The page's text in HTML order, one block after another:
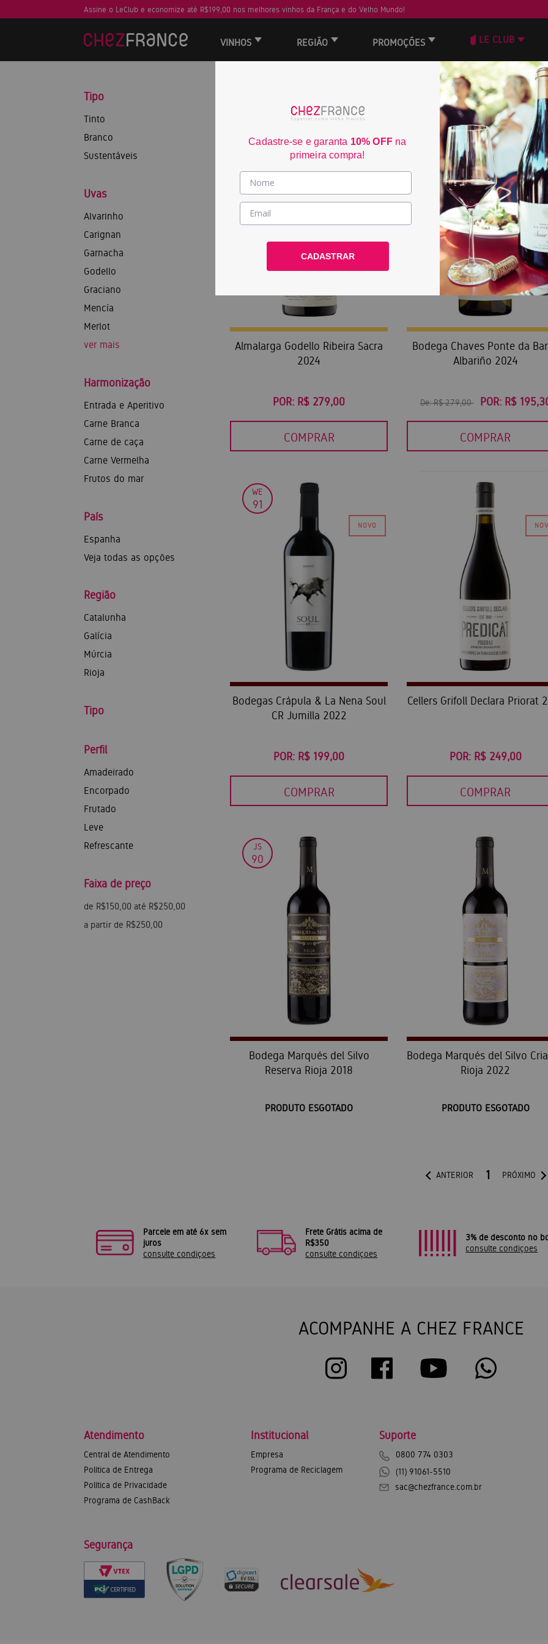
Assine o LeClub e economize até R$199,00 nos melhores vinhos da França e do Velho Mundo!
VINHOS REGIÃO PROMOÇÕES LE CLUB
Tipo
Tinto
Branco
Sustentáveis
Uvas
Alvarinho
Carignan
Garnacha
Godello
Graciano
Mencía
Merlot
ver mais
Harmonização
Entrada e Aperitivo
Carne Branca
Carne de caça
Carne Vermelha
Frutos do mar
País
Espanha
Veja todas as opções
Região
Catalunha
Galícia
Múrcia
Rioja
Tipo
Perfil
Amadeirado
Encorpado
Frutado
Leve
Refrescante
Faixa de preço
de R$150,00 até R$250,00
a partir de R$250,00
Almalarga Godello Ribeira Sacra
2024
POR: R$ 279,00
COMPRAR
30
90
Bodega Chaves Ponte da
Albariño 2024
De:R$ 279,00 POR: R$
COMPRAR
WE
91
Bodegas Crápula & La Nena Soul
CR Jumilla 2022
POR: R$ 199,00
COMPRAR
Cellers Grifoll Declara Priorat
POR: R$ 249,00
COMPRAR
JS
90
Bodega Marqués del Silvo
Reserva Rioja 2018
PRODUTO ESGOTADO
Bodega Marqués del Silvo
Rioja 2022
PRODUTO ESGOTADO
ANTERIOR 1 PRÓXIMO
Parcele em até 6x sem
juros
consulte condiçoes
Frete Grátis acima de
R$350
consulte condiçoes
3% de desconto no
consulte condiçoes
ACOMPANHE A CHEZ FRANCE
Atendimento
Central de Atendimento
Política de Entrega
Política de Privacidade
Programa de CashBack
Institucional
Empresa
Programa de Reciclagem
Suporte
0800 774 0303
(11) 91061-5510
sac@chezfrance.com.br
Segurança
Cadastre-se e garanta 10% OFF na
primeira compra!
CADASTRAR